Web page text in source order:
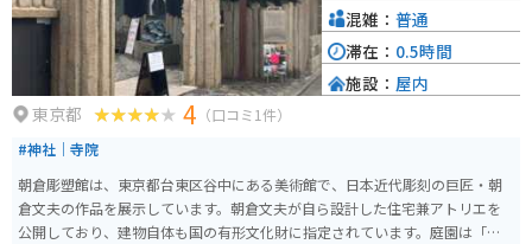
東京都 4 （口コミ1件）
#神社｜寺院
朝倉彫塑館は、東京都台東区谷中にある美術館で、日本近代彫刻の巨匠・朝
倉文夫の作品を展示しています。朝倉文夫が自ら設計した住宅兼アトリエを
公開しており、建物自体も国の有形文化財に指定されています。庭園は「旧
混雑： 普通
滞在： 0.5時間
施設： 屋内